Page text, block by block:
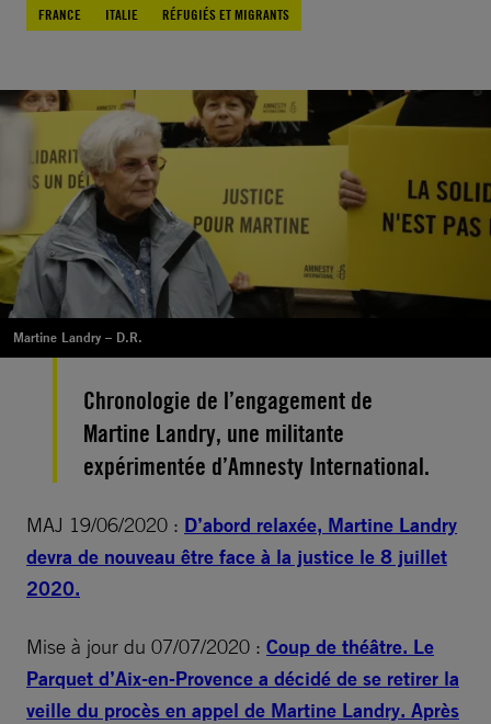
FRANCE
ITALIE RÉFUGIÉS ET MIGRANTS
Martine Landry – D.R.
Chronologie de l’engagement de
Martine Landry, une militante
expérimentée d’Amnesty International.
MAJ 19/06/2020 : D’abord relaxée, Martine Landry
devra de nouveau être face à la justice le 8 juillet
2020.
Mise à jour du 07/07/2020 : Coup de théâtre. Le
Parquet d’Aix-en-Provence a décidé de se retirer la
veille du procès en appel de Martine Landry. Après